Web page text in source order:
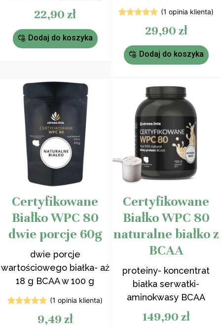
na 5
podstawie
oceny
klienta
22,90 zł
Dodaj do koszyka
na 5
podstawie
oceny
klienta
(1 opinia klienta)
29,90 zł
Dodaj do koszyka
Certyfikowane
Białko WPC 80
dwie porcje 60g
dwie porcje
wartościowego białka- aż
18 g BCAA w 100 g
na 5
(1 opinia klienta)
9,49 zł
Certyfikowane
Białko WPC 80
naturalne białko z
BCAA
proteiny- koncentrat
białka serwatki-
aminokwasy BCAA
149,90 zł